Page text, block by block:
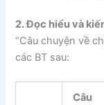
2. Đọc hiểu và
“Câu chuyện về
các BT sau:
Câu